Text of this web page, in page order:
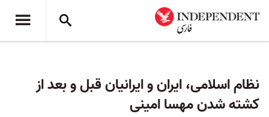
نظام اسلامی، ایران و ایرانیان قبل و بعد از
کشته شدن مهسا امینی